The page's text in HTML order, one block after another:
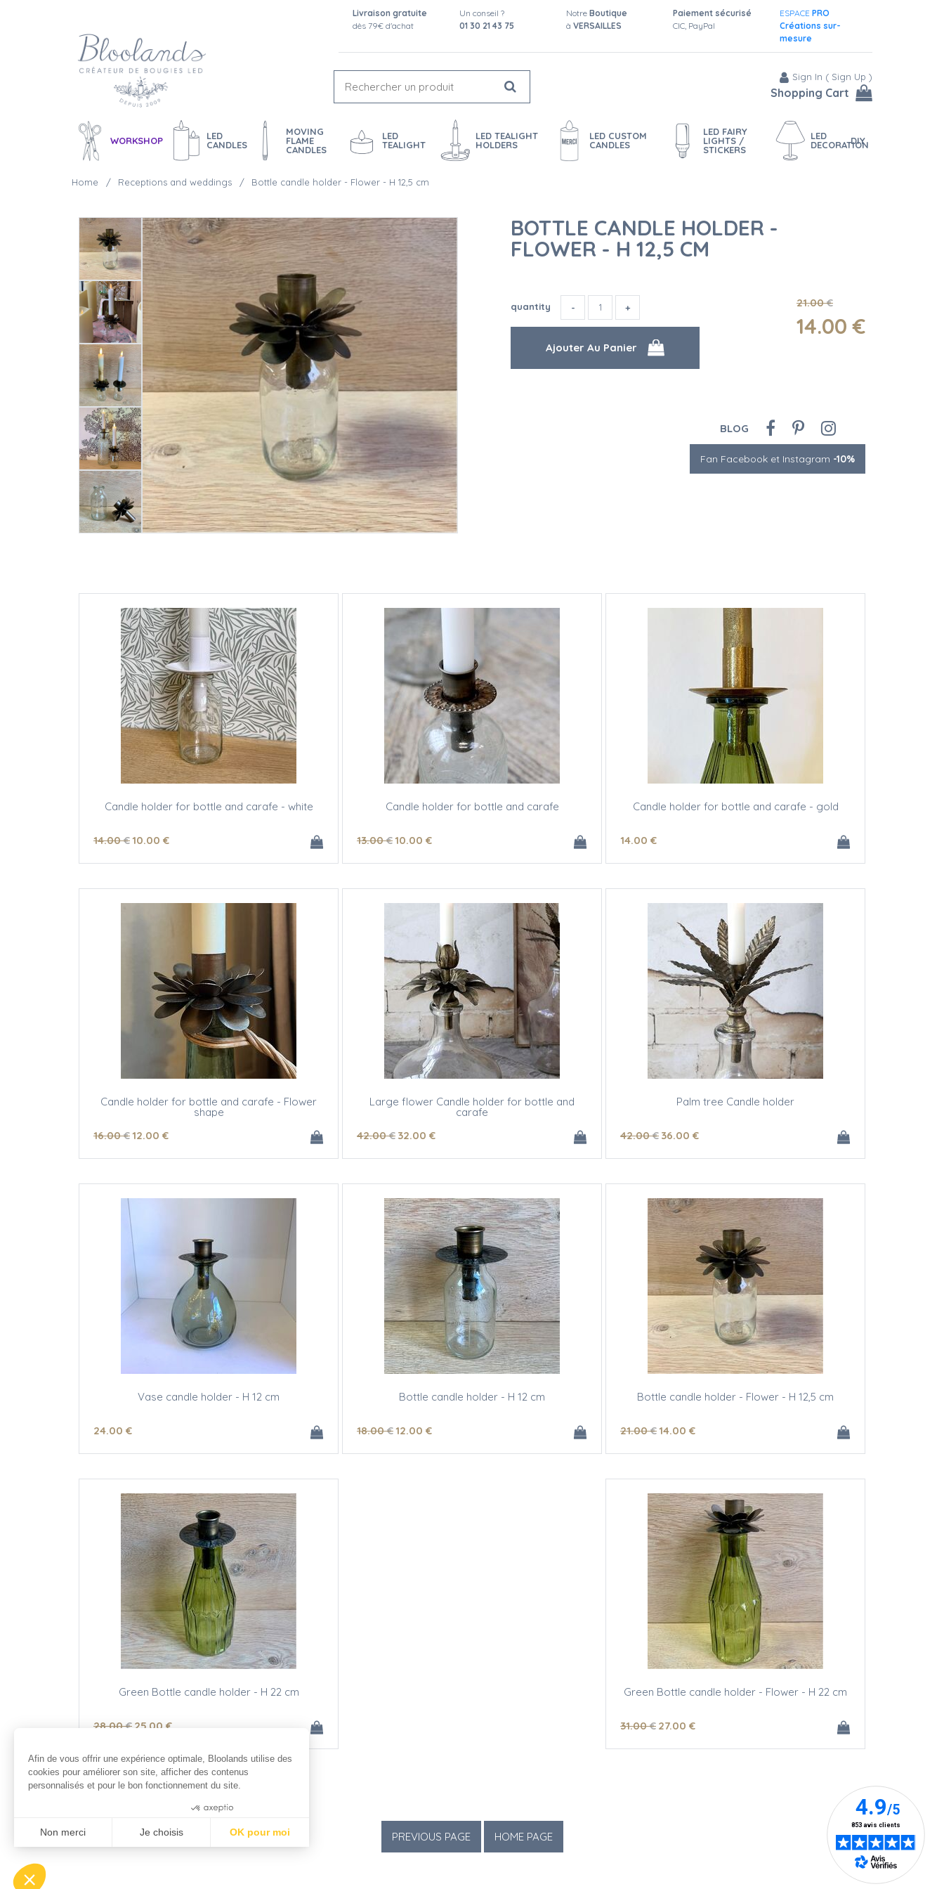
Livraison gratuite
dès 79€ d'achat
Un conseil ?
01 30 21 43 75
Notre Boutique
à VERSAILLES
Paiement sécurisé
CIC, PayPal
ESPACE PRO
Créations sur-
mesure
Sign In ( Sign Up )
Shopping Cart
WORKSHOP
LED
CANDLES
MOVING
FLAME
CANDLES
LED
TEALIGHT
LED TEALIGHT
HOLDERS
LED CUSTOM
CANDLES
LED FAIRY
LIGHTS /
STICKERS
LED
DECORATION
DIY
Home Receptions and weddings Bottle candle holder - Flower - H 12,5 cm
BOTTLE CANDLE HOLDER -
FLOWER - H 12,5 CM
21.00 €
14.00 €
quantity
BLOG
Fan Facebook et Instagram -10%
Candle holder for bottle and carafe - white
14.00 €10.00 €
Candle holder for bottle and carafe
13.00 €10.00 €
Candle holder for bottle and carafe - gold
14.00 €
Candle holder for bottle and carafe - Flower
shape
16.00 €12.00 €
Large flower Candle holder for bottle and
carafe
42.00 € 32.00 €
Palm tree Candle holder
42.00 € 36.00 €
Vase candle holder - H 12 cm
24.00 €
Bottle candle holder - H 12 cm
18.00 €12.00 €
Bottle candle holder - Flower - H 12,5 cm
21.00 €14.00 €
Green Bottle candle holder - H 22 cm
28.00 € 25.00 €
Green Bottle candle holder - Flower - H 22 cm
31.00 € 27.00 €
Afin de vous offrir une expérience optimale, Bloolands utilise des
cookies pour améliorer son site, afficher des contenus
personnalisés et pour le bon fonctionnement du site.
Non merci Je choisis OK pour moi
Axeptio consent
Notre plateforme vous permet d'adapter et de gérer vos paramètres de confidentialité, en garantissant la conformité avec les réglementations. Personnalisez vos préférences pour contrôler la manière